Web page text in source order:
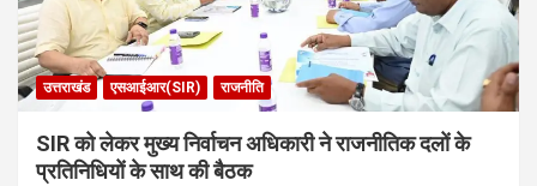
उत्तराखंड एसआईआर(SIR) राजनीति
SIR को लेकर मुख्य निर्वाचन अधिकारी ने राजनीतिक दलों के
प्रतिनिधियों के साथ की बैठक